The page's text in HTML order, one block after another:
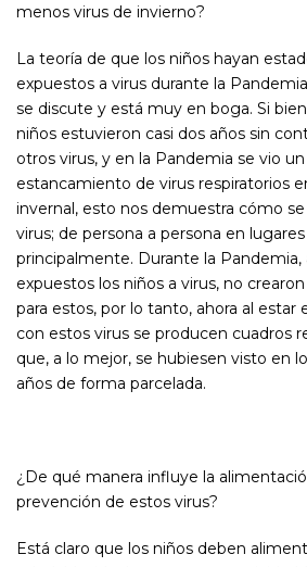
menos virus de invierno?
La teoría de que los niños hayan
expuestos a virus durante la
se discute y está muy en boga. Si
niños estuvieron casi dos años sin
otros virus, y en la Pandemia se vio un
estancamiento de virus respiratorios
invernal, esto nos demuestra cómo
virus; de persona a persona en
principalmente. Durante la Pandemia,
expuestos los niños a virus, no
para estos, por lo tanto, ahora al estar
con estos virus se producen cuadros
que, a lo mejor, se hubiesen visto en
años de forma parcelada.
¿De qué manera influye la
prevención de estos virus?
Está claro que los niños deben